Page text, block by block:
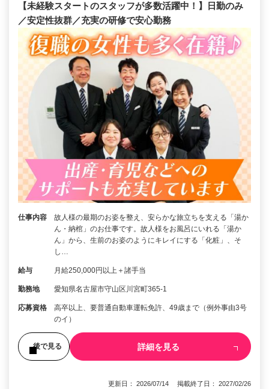
【未経験スタートのスタッフが多数活躍中！】日勤のみ
／安定性抜群／充実の研修で安心勤務
仕事内容
故人様の最期のお姿を整え、安らかな旅立ちを支える「湯か
ん・納棺」のお仕事です。故人様をお風呂にいれる「湯か
ん」から、生前のお姿のようにキレイにする「化粧」、そ
し…
給与 月給250,000円以上＋諸手当
勤務地 愛知県名古屋市守山区川宮町365-1
応募資格
高卒以上、要普通自動車運転免許、49歳まで（例外事由3号
のイ）
後で見る 詳細を見る
更新日： 2026/07/14 掲載終了日： 2027/02/26